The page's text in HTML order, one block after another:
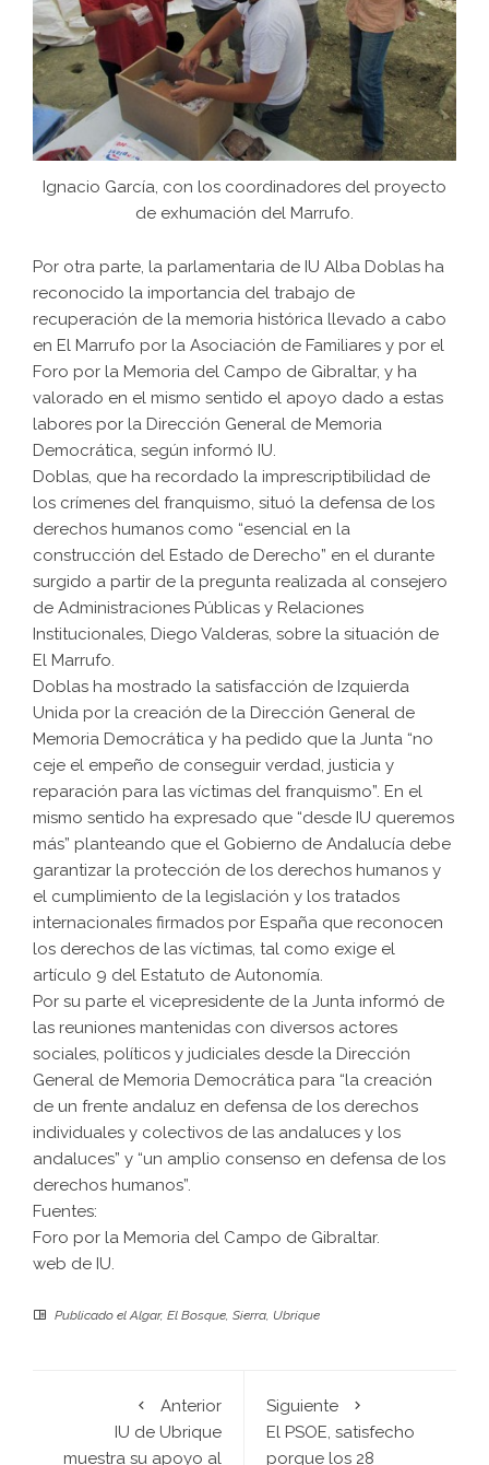
Ignacio García, con los coordinadores del proyecto
de exhumación del Marrufo.
Por otra parte, la parlamentaria de IU Alba Doblas ha
reconocido la importancia del trabajo de
recuperación de la memoria histórica llevado a cabo
en El Marrufo por la Asociación de Familiares y por el
Foro por la Memoria del Campo de Gibraltar, y ha
valorado en el mismo sentido el apoyo dado a estas
labores por la Dirección General de Memoria
Democrática, según informó IU.
Doblas, que ha recordado la imprescriptibilidad de
los crímenes del franquismo, situó la defensa de los
derechos humanos como “esencial en la
construcción del Estado de Derecho” en el durante
surgido a partir de la pregunta realizada al consejero
de Administraciones Públicas y Relaciones
Institucionales, Diego Valderas, sobre la situación de
El Marrufo.
Doblas ha mostrado la satisfacción de Izquierda
Unida por la creación de la Dirección General de
Memoria Democrática y ha pedido que la Junta “no
ceje el empeño de conseguir verdad, justicia y
reparación para las víctimas del franquismo”. En el
mismo sentido ha expresado que “desde IU queremos
más” planteando que el Gobierno de Andalucía debe
garantizar la protección de los derechos humanos y
el cumplimiento de la legislación y los tratados
internacionales firmados por España que reconocen
los derechos de las víctimas, tal como exige el
artículo 9 del Estatuto de Autonomía.
Por su parte el vicepresidente de la Junta informó de
las reuniones mantenidas con diversos actores
sociales, políticos y judiciales desde la Dirección
General de Memoria Democrática para “la creación
de un frente andaluz en defensa de los derechos
individuales y colectivos de las andaluces y los
andaluces” y “un amplio consenso en defensa de los
derechos humanos”.
Fuentes:
Foro por la Memoria del Campo de Gibraltar.
web de IU.
Publicado elAlgar, El Bosque, Sierra, Ubrique
Anterior
IU de Ubrique
muestra su apoyo al
Siguiente
El PSOE, satisfecho
porque los 28